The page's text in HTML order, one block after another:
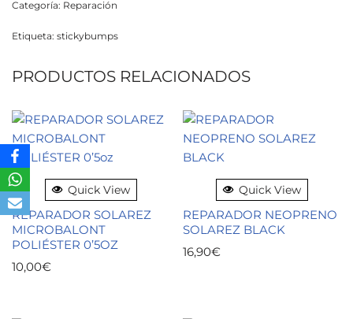
Categoría: Reparación
Etiqueta: stickybumps
PRODUCTOS RELACIONADOS
Quick View
REPARADOR SOLAREZ
MICROBALONT
POLIÉSTER 0’5OZ
10,00€
Quick View
REPARADOR NEOPRENO
SOLAREZ BLACK
16,90€